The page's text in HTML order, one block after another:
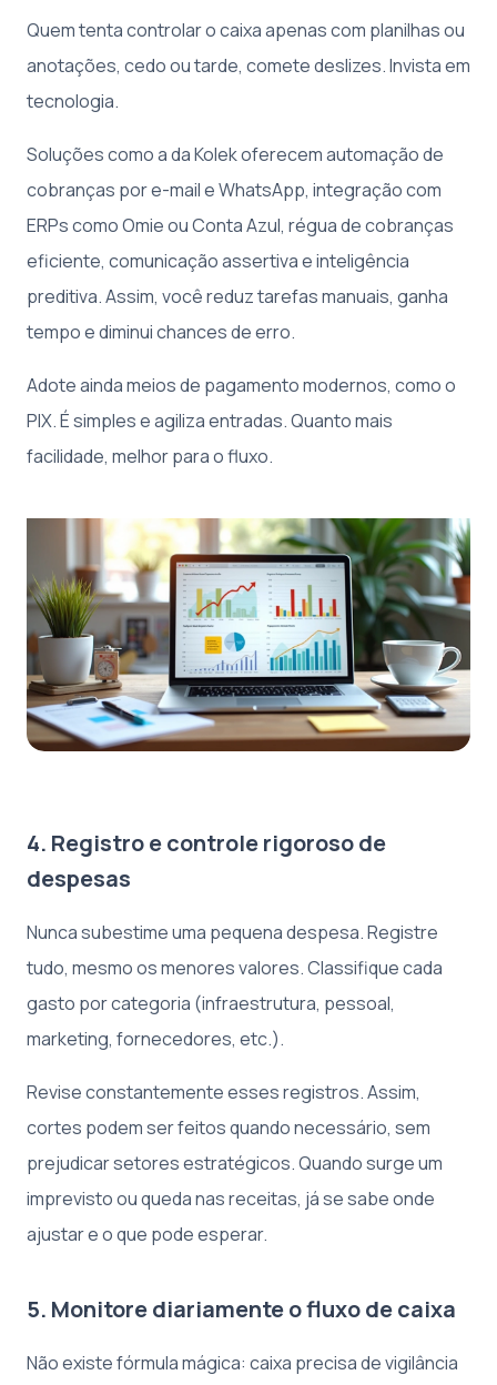
Quem tenta controlar o caixa apenas com planilhas ou
anotações, cedo ou tarde, comete deslizes. Invista em
tecnologia.
Soluções como a da Kolek oferecem automação de
cobranças por e-mail e WhatsApp, integração com
ERPs como Omie ou Conta Azul, régua de cobranças
eficiente, comunicação assertiva e inteligência
preditiva. Assim, você reduz tarefas manuais, ganha
tempo e diminui chances de erro.
Adote ainda meios de pagamento modernos, como o
PIX. É simples e agiliza entradas. Quanto mais
facilidade, melhor para o fluxo.
4. Registro e controle rigoroso de
despesas
Nunca subestime uma pequena despesa. Registre
tudo, mesmo os menores valores. Classifique cada
gasto por categoria (infraestrutura, pessoal,
marketing, fornecedores, etc.).
Revise constantemente esses registros. Assim,
cortes podem ser feitos quando necessário, sem
prejudicar setores estratégicos. Quando surge um
imprevisto ou queda nas receitas, já se sabe onde
ajustar e o que pode esperar.
5. Monitore diariamente o fluxo de caixa
Não existe fórmula mágica: caixa precisa de vigilância